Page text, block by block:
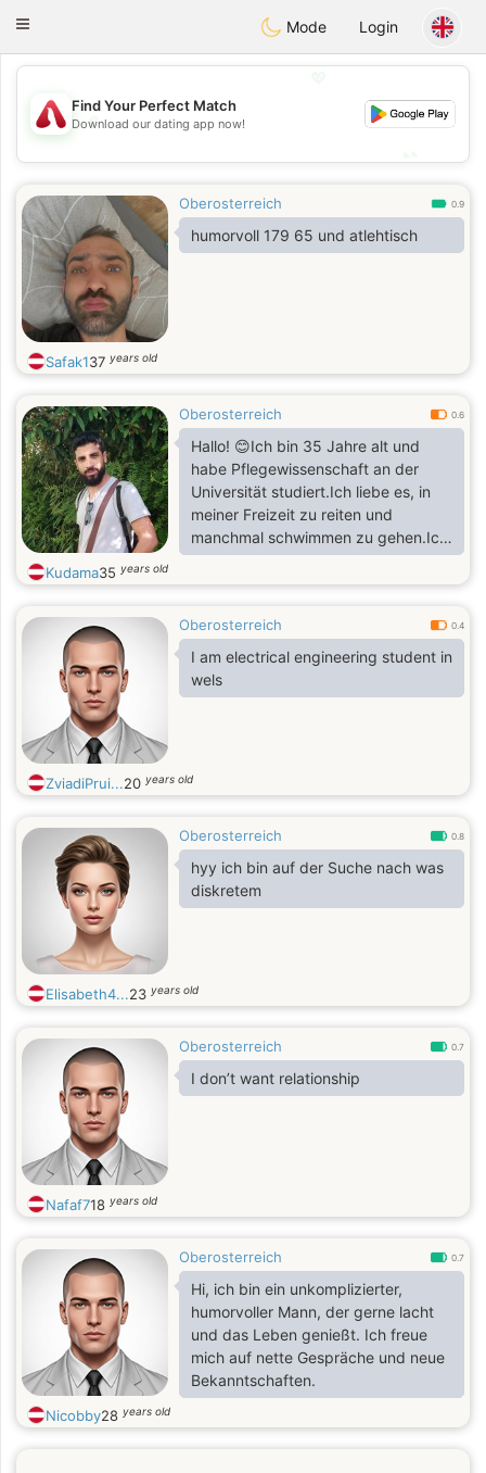
Österreich Chat
Toggle
Mode Login
💖
💕
Find Your Perfect Match
Download our dating app now!
Oberosterreich 0.9
humorvoll 179 65 und atlehtisch
Safak137 years old
Oberosterreich 0.6
Hallo! 😊Ich bin 35 Jahre alt und
habe Pflegewissenschaft an der
Universität studiert.Ich liebe es, in
meiner Freizeit zu reiten und
manchmal schwimmen zu gehen.Ich
bin eine ruhige und ehrliche Person,
die neue Menschen kennenlernen
Freundschaft oder vielleicht eine
Beziehung, die auf Vertrauen und
Respekt basiert.Wenn du ähnliche
Interessen hast, würde ich mich
Kudama35 years old
Oberosterreich 0.4
I am electrical engineering student in
wels
ZviadiPrui...20 years old
Oberosterreich 0.8
hyy ich bin auf der Suche nach was
diskretem
Elisabeth4...23 years old
Oberosterreich 0.7
I don’t want relationship
Nafaf718 years old
Oberosterreich 0.7
Hi, ich bin ein unkomplizierter,
humorvoller Mann, der gerne lacht
und das Leben genießt. Ich freue
mich auf nette Gespräche und neue
Bekanntschaften.
Nicobby28 years old